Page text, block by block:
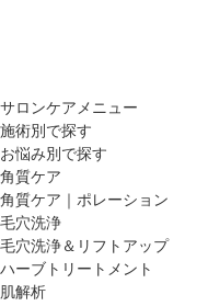
サロンケアメニュー
施術別で探す
お悩み別で探す
角質ケア
角質ケア｜ポレーション
毛穴洗浄
毛穴洗浄＆リフトアップ
ハーブトリートメント
肌解析